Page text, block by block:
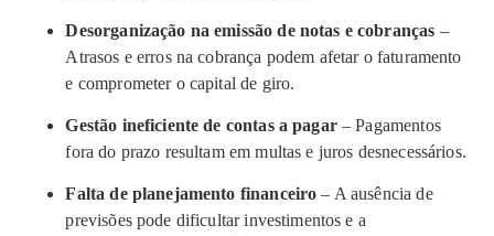
Desorganização na emissão de notas e cobranças –
Atrasos e erros na cobrança podem afetar o faturamento
e comprometer o capital de giro.
Gestão ineficiente de contas a pagar– Pagamentos
fora do prazo resultam em multas e juros desnecessários.
Falta de planejamento financeiro – A ausência de
previsões pode dificultar investimentos e a